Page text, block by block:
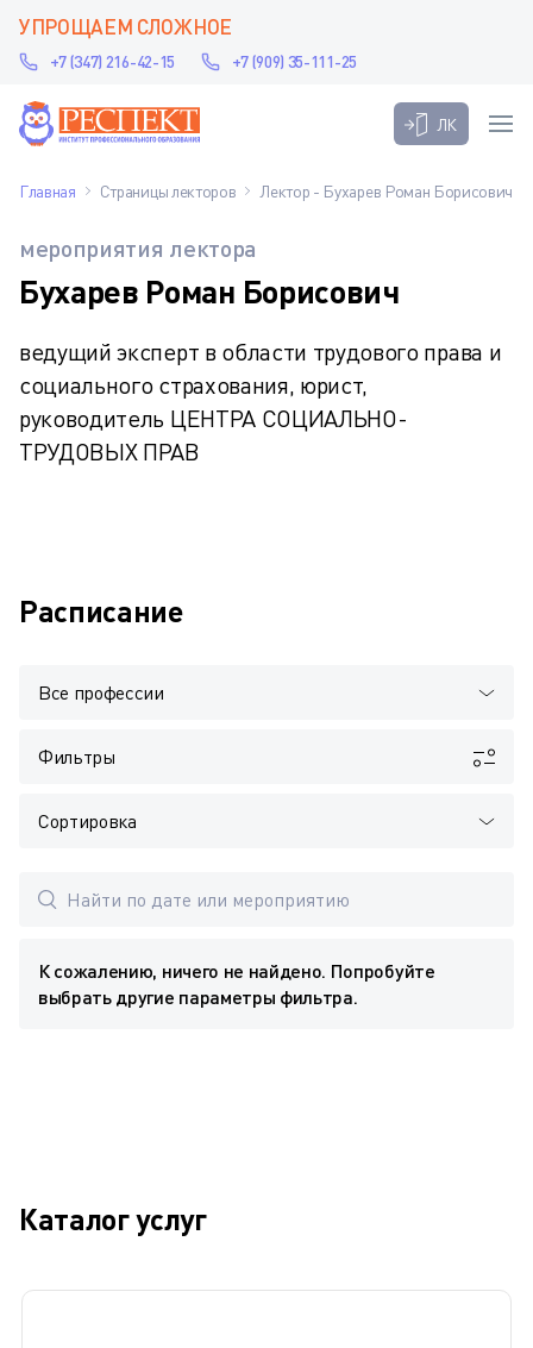
УПРОЩАЕМ СЛОЖНОЕ
+7 (347) 216-42-15 +7 (909) 35-111-25
ЛК
Главная Страницы лекторов Лектор - Бухарев Роман Борисович
мероприятия лектора
Бухарев Роман Борисович
ведущий эксперт в области трудового права и
социального страхования, юрист,
руководитель ЦЕНТРА СОЦИАЛЬНO-
ТРУДОВЫХ ПРАВ
Расписание
Все профессии
Фильтры
Сортировка
К сожалению, ничего не найдено. Попробуйте
выбрать другие параметры фильтра.
Каталог услуг